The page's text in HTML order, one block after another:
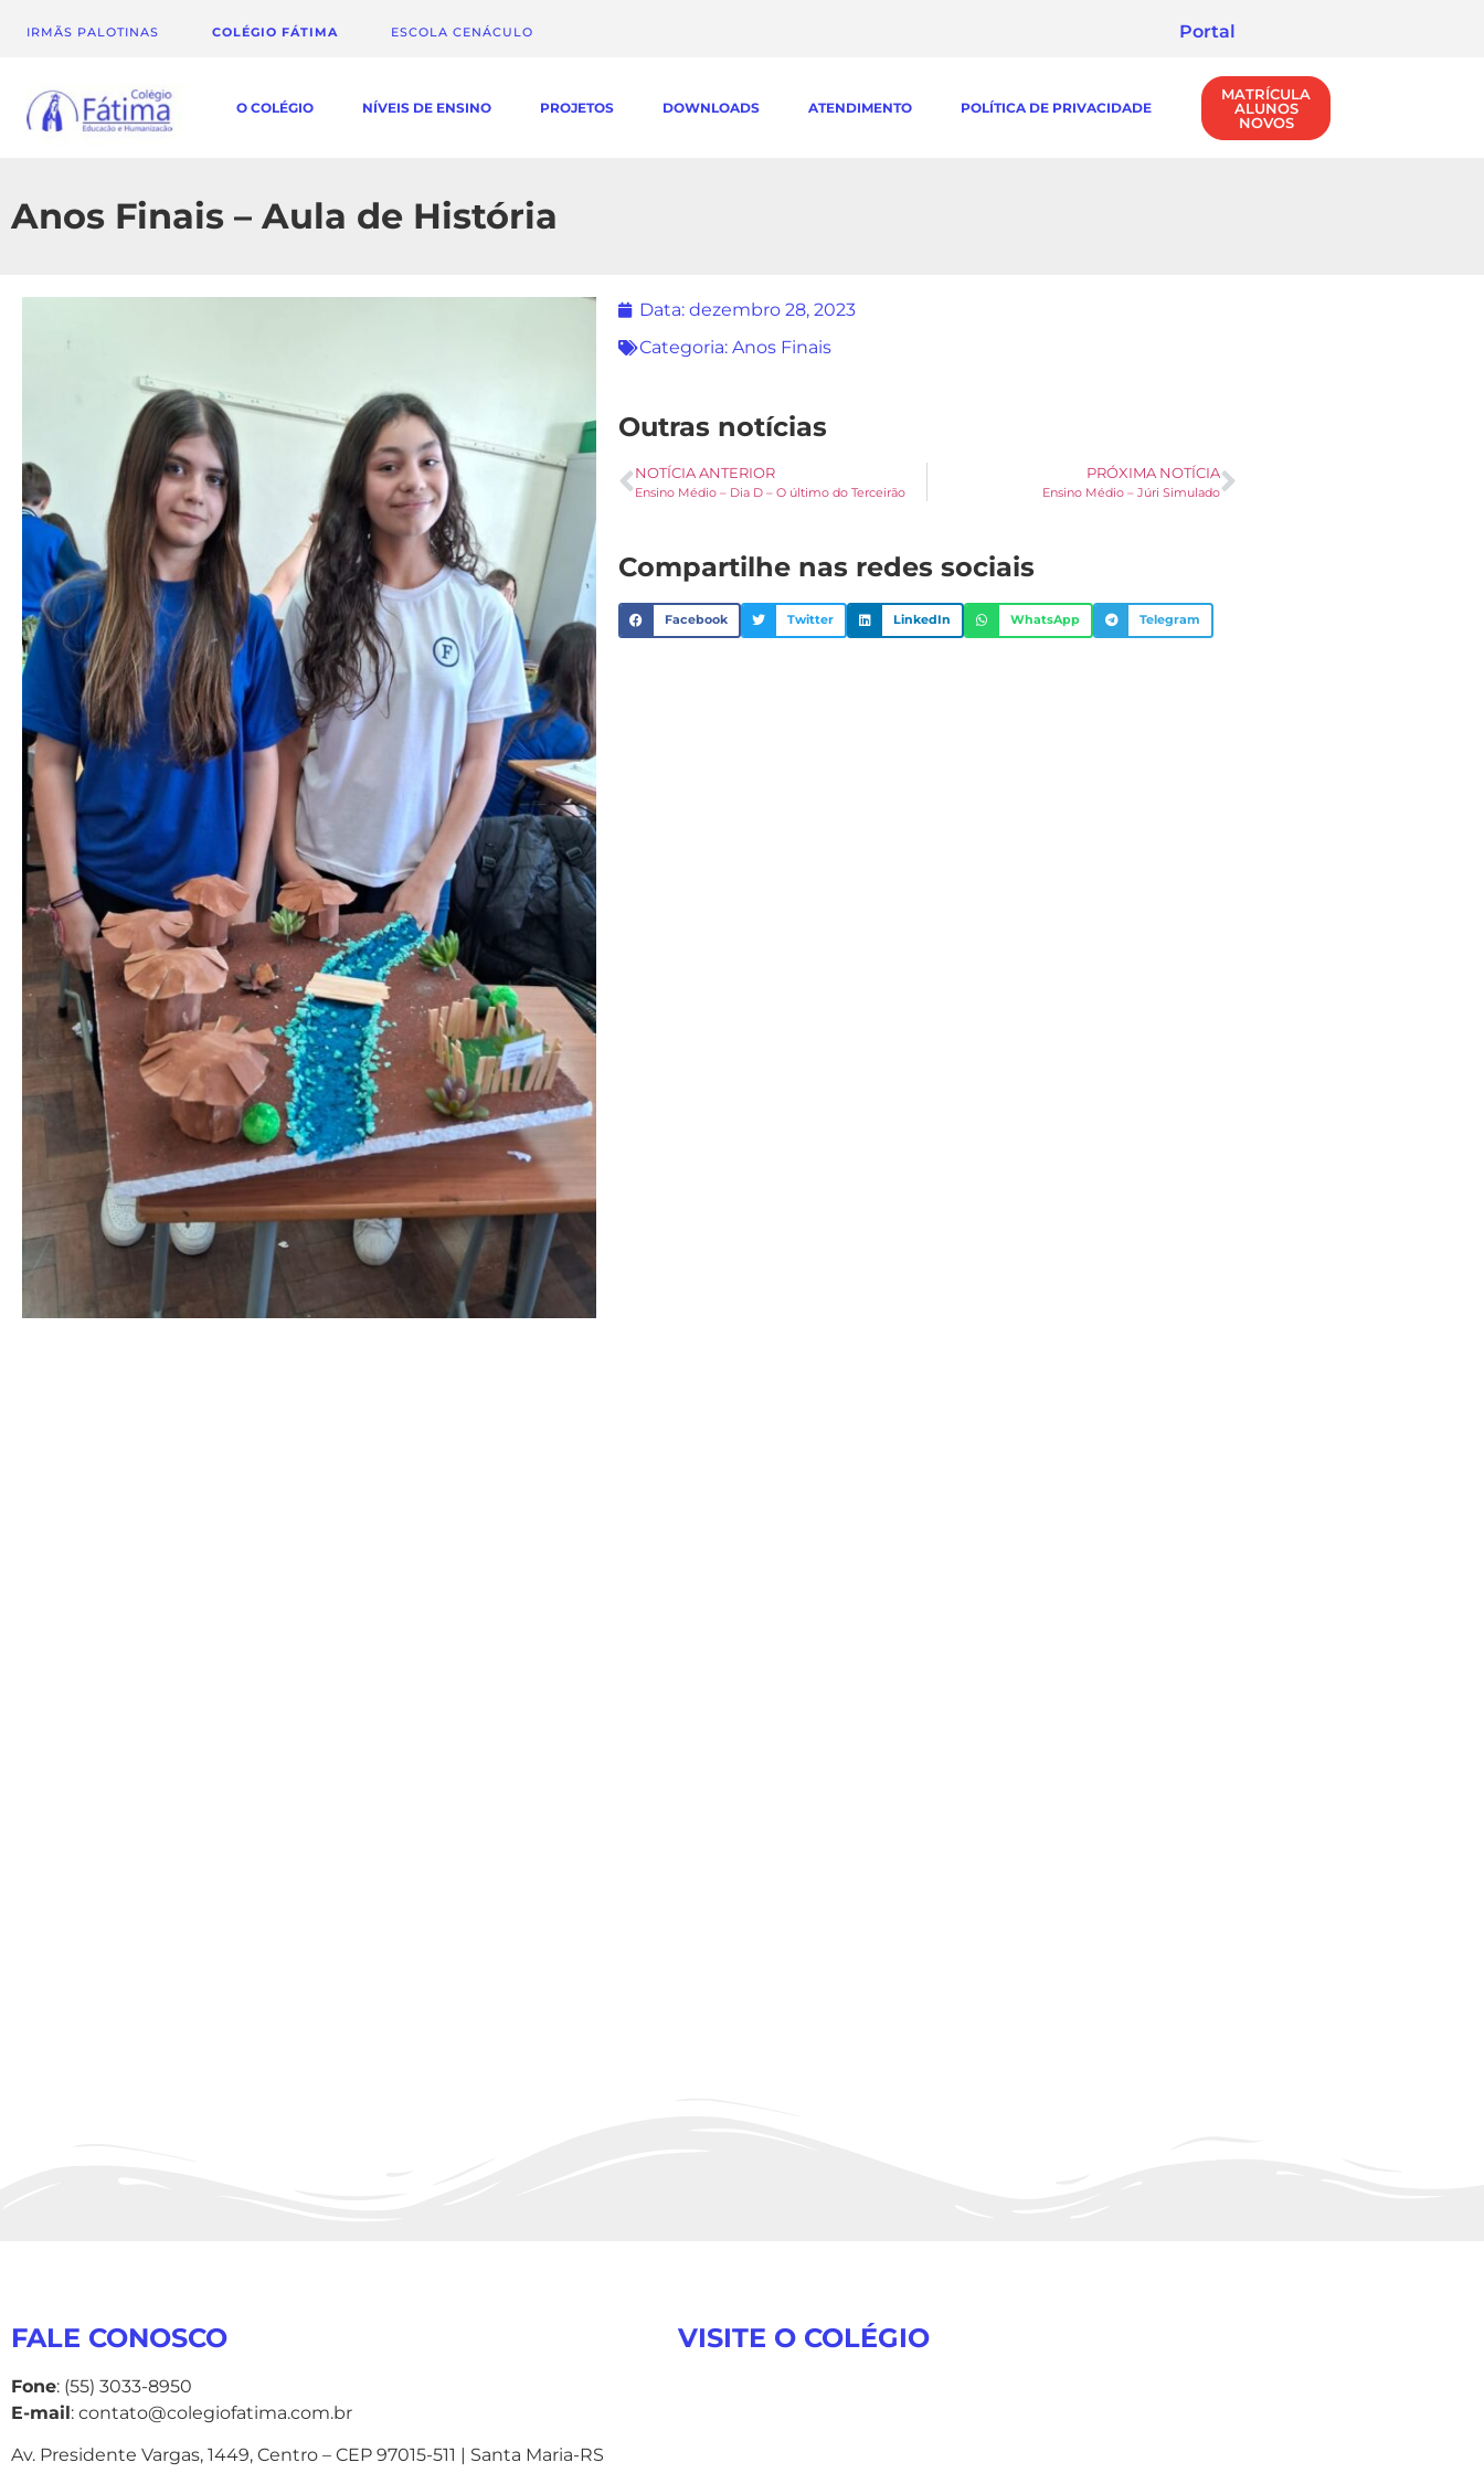
IRMÃS PALOTINAS COLÉGIO FÁTIMA ESCOLA CENÁCULO Portal
O COLÉGIO NÍVEIS DE ENSINO PROJETOS DOWNLOADS ATENDIMENTO POLÍTICA DE PRIVACIDADE
MATRÍCULA
ALUNOS
NOVOS
Anos Finais – Aula de História
Data: dezembro 28, 2023
Categoria: Anos Finais
Outras notícias
NOTÍCIA ANTERIOR
Ensino Médio – Dia D – O último do Terceirão
PRÓXIMA NOTÍCIA
Ensino Médio – Júri Simulado
Compartilhe nas redes sociais
Facebook Twitter LinkedIn WhatsApp Telegram
FALE CONOSCO
Fone: (55) 3033-8950
E-mail: contato@colegiofatima.com.br
Av. Presidente Vargas, 1449, Centro – CEP 97015-511 | Santa Maria-RS
VISITE O COLÉGIO